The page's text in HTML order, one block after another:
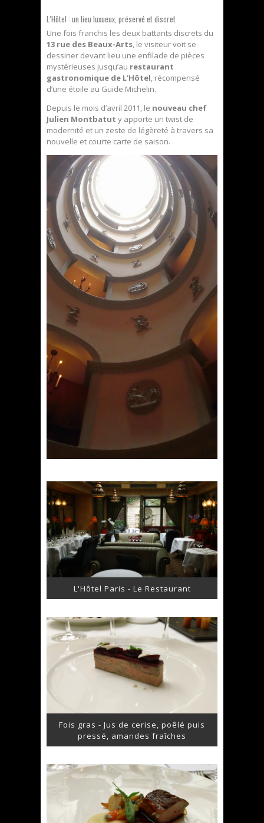
L’Hôtel : un lieu luxueux, préservé et discret
Une fois franchis les deux battants discrets du
13 rue des Beaux-Arts, le visiteur voit se
dessiner devant lieu une enfilade de pièces
mystérieuses jusqu’au restaurant
gastronomique de L’Hôtel, récompensé
d’une étoile au Guide Michelin.
Depuis le mois d’avril 2011, le nouveau chef
Julien Montbatut y apporte un twist de
modernité et un zeste de légèreté à travers sa
nouvelle et courte carte de saison.
L'Hôtel Paris - Le Restaurant
Fois gras - Jus de cerise, poêlé puis
pressé, amandes fraîches